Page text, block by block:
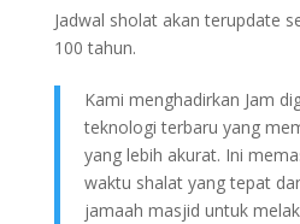
Jadwal sholat akan terupdate
100 tahun.
Kami menghadirkan Jam
teknologi terbaru yang
yang lebih akurat. Ini
waktu shalat yang tepat
jamaah masjid untuk